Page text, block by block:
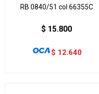
RB 0840/51 col 66355C
$ 15.800
$ 12.640